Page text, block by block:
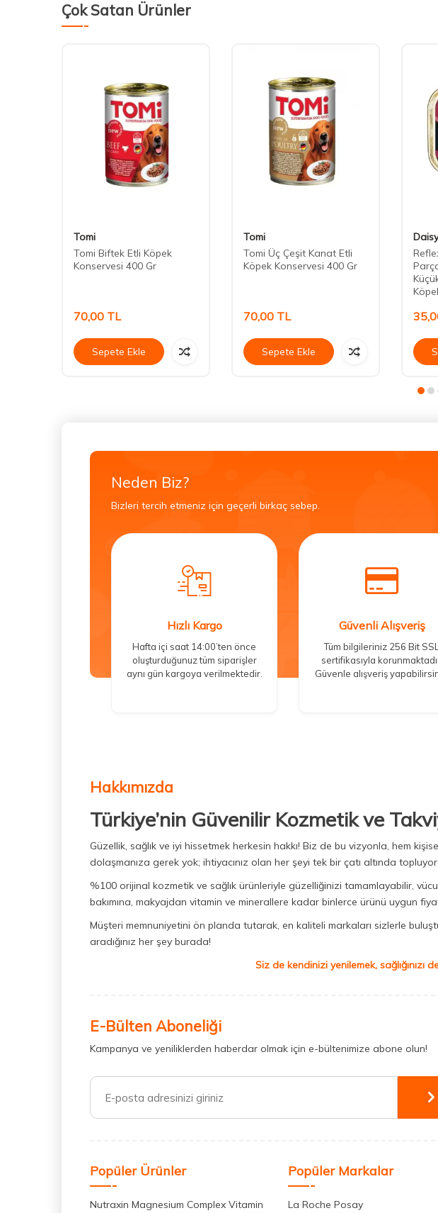
Çok Satan Ürünler
Tomi
Tomi Biftek Etli Köpek
Konservesi 400 Gr
70,00 TL
Sepete Ekle
Tomi
Tomi Üç Çeşit Kanat Etli
Köpek Konservesi 400 Gr
70,00 TL
Sepete Ekle
Daisy
Neden Biz?
Bizleri tercih etmeniz için geçerli birkaç sebep.
Hızlı Kargo
Hafta içi saat 14:00’ten önce
oluşturduğunuz tüm siparişler
aynı gün kargoya verilmektedir.
Güvenli Alışveriş
Tüm bilgileriniz 256 Bit
sertifikasıyla
Güvenle alışveriş
Hakkımızda
Türkiye’nin Güvenilir Kozmetik ve
Güzellik, sağlık ve iyi hissetmek herkesin hakkı! Biz de bu vizyonla, hem
dolaşmanıza gerek yok; ihtiyacınız olan her şeyi tek bir çatı altında
%100 orijinal kozmetik ve sağlık ürünleriyle güzelliğinizi tamamlayabilir,
bakımına, makyajdan vitamin ve minerallere kadar binlerce ürünü uygun
Müşteri memnuniyetini ön planda tutarak, en kaliteli markaları sizlerle
aradığınız her şey burada!
Siz de kendinizi yenilemek, sağlığınızı
E-Bülten Aboneliği
Kampanya ve yeniliklerden haberdar olmak için e-bültenimize abone olun!
Popüler Ürünler
Nutraxin Magnesium Complex Vitamin
Popüler Markalar
La Roche Posay